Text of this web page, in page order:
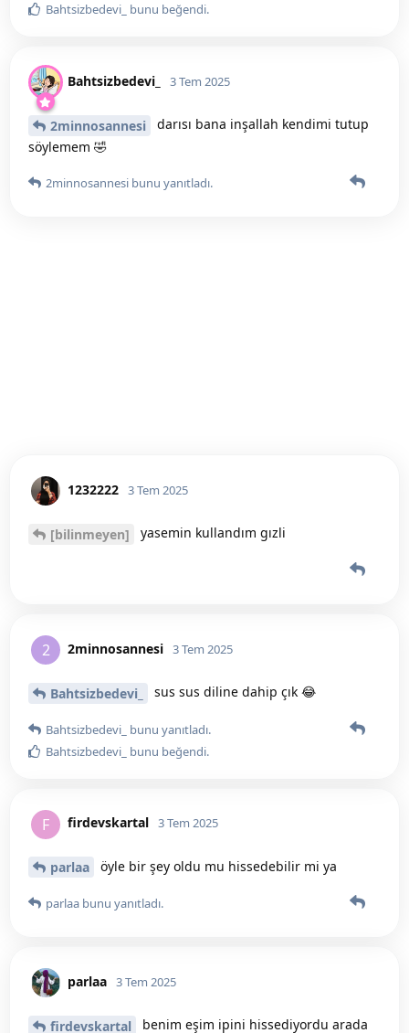
Bahtsizbedevi_ bunu beğendi.
Bahtsizbedevi_ 3 Tem 2025
2minnosannesi
darısı bana inşallah kendimi tutup
söylemem 🤣
2minnosannesi bunu yanıtladı.
1232222 3 Tem 2025
[bilinmeyen] yasemin kullandım gızli
2 2minnosannesi 3 Tem 2025
Bahtsizbedevi_ sus sus diline dahip çık 😂
Bahtsizbedevi_ bunu yanıtladı.
Bahtsizbedevi_ bunu beğendi.
F firdevskartal 3 Tem 2025
parlaa öyle bir şey oldu mu hissedebilir mi ya
parlaa bunu yanıtladı.
parlaa 3 Tem 2025
firdevskartal benim eşim ipini hissediyordu arada